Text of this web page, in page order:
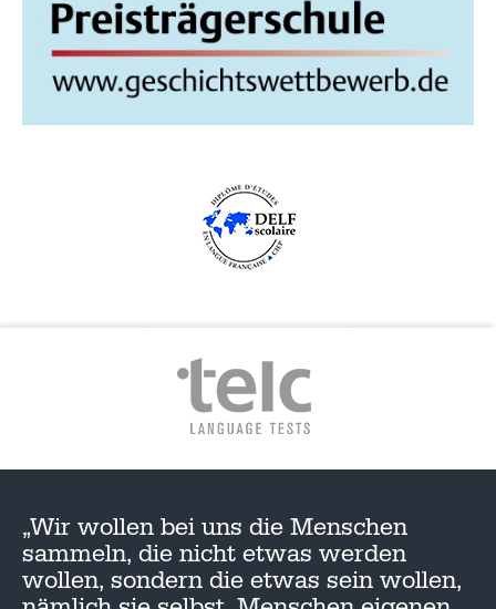
„Wir wollen bei uns die Menschen
sammeln, die nicht etwas werden
wollen, sondern die etwas sein wollen,